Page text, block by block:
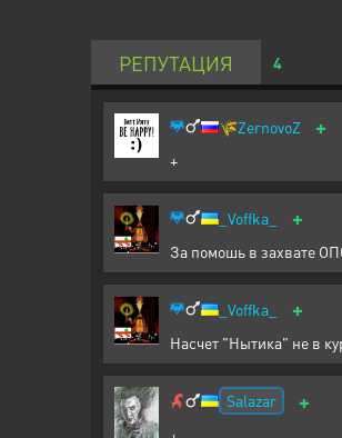
РЕПУТАЦИЯ 4
🌾ZernovoZ +
+
_Voffka_ +
За помошь в захвате
_Voffka_ +
Насчет "Нытика" не в
Salazar +